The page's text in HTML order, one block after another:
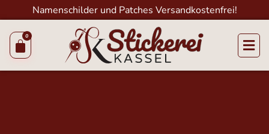
Namenschilder und Patches Versandkostenfrei!